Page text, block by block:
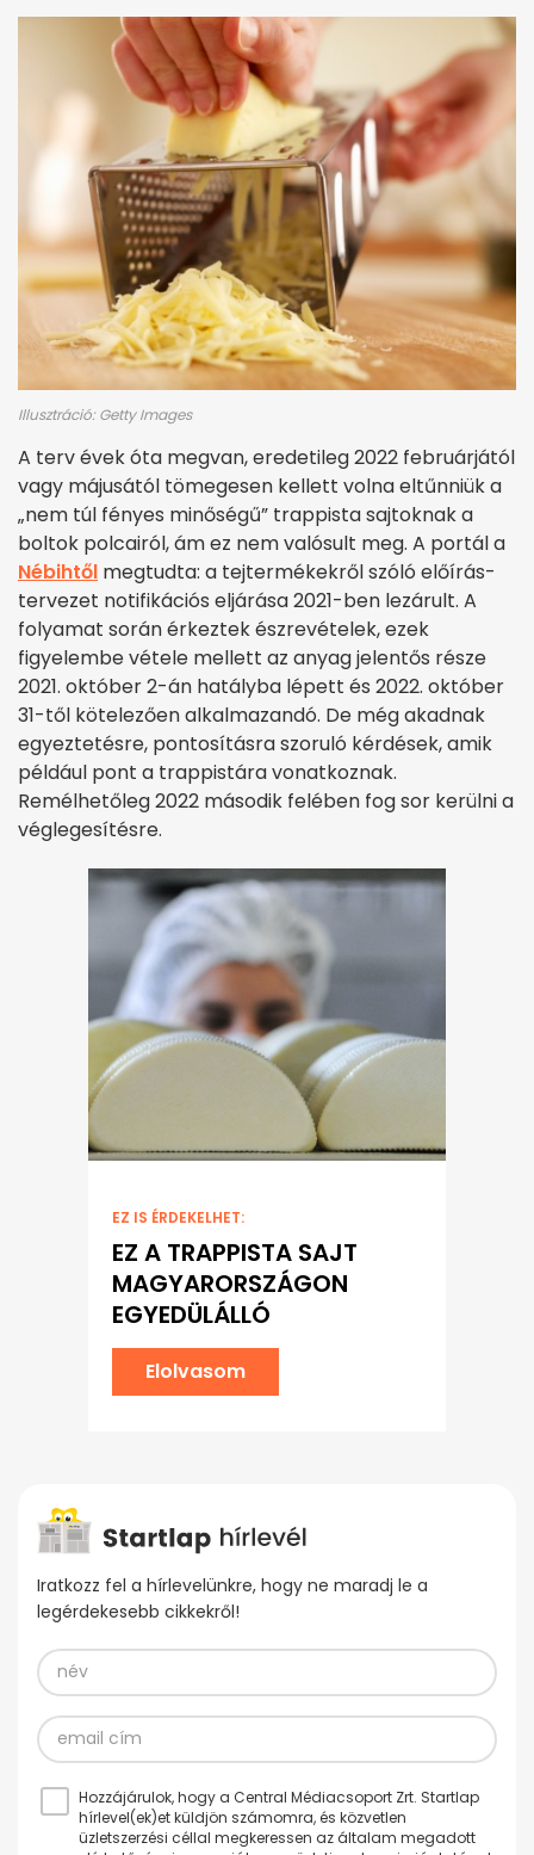
Illusztráció: Getty Images
A terv évek óta megvan, eredetileg 2022 februárjától
vagy májusától tömegesen kellett volna eltűnniük a
„nem túl fényes minőségű” trappista sajtoknak a
boltok polcairól, ám ez nem valósult meg. A portál a
Nébihtől megtudta: a tejtermékekről szóló előírás-
tervezet notifikációs eljárása 2021-ben lezárult. A
folyamat során érkeztek észrevételek, ezek
figyelembe vétele mellett az anyag jelentős része
2021. október 2-án hatályba lépett és 2022. október
31-től kötelezően alkalmazandó. De még akadnak
egyeztetésre, pontosításra szoruló kérdések, amik
például pont a trappistára vonatkoznak.
Remélhetőleg 2022 második felében fog sor kerülni a
véglegesítésre.
EZ IS ÉRDEKELHET:
EZ A TRAPPISTA SAJT
MAGYARORSZÁGON
EGYEDÜLÁLLÓ
Elolvasom
Iratkozz fel a hírlevelünkre, hogy ne maradj le a
legérdekesebb cikkekről!
Hozzájárulok, hogy a Central Médiacsoport Zrt. Startlap
hírlevel(ek)et küldjön számomra, és közvetlen
üzletszerzési céllal megkeressen az általam megadott